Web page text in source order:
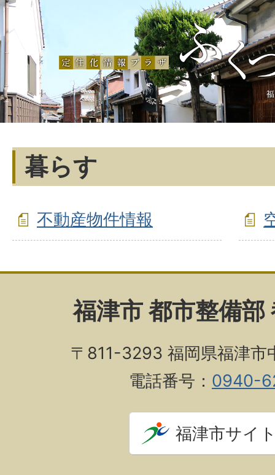
暮らす
不動産物件情報
福津市 都市整備部
〒811-3293 福岡県福津市
電話番号： 0940-
福津市サイ